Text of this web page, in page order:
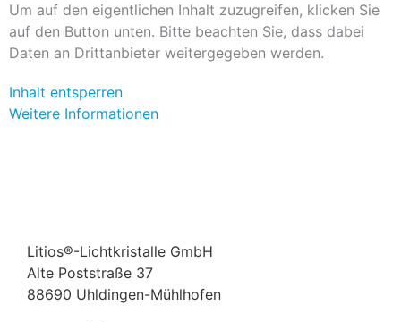
Um auf den eigentlichen Inhalt zuzugreifen, klicken Sie
auf den Button unten. Bitte beachten Sie, dass dabei
Daten an Drittanbieter weitergegeben werden.
Inhalt entsperren
Weitere Informationen
Litios®-Lichtkristalle GmbH
Alte Poststraße 37
88690 Uhldingen-Mühlhofen